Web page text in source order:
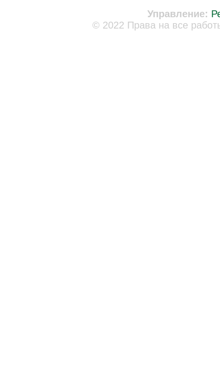
Управление:
© 2022 Права на все